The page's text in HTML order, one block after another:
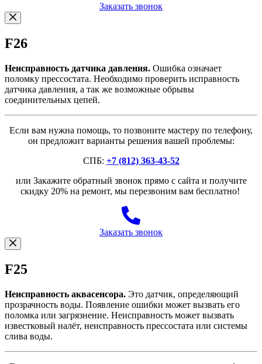
Заказать звонок
F26
Неисправность датчика давления. Ошибка означает
поломку прессостата. Необходимо проверить исправность
датчика давления, а так же возможные обрывы
соединительных цепей.
Если вам нужна помощь, то позвоните мастеру по телефону,
он предложит варианты решения вашей проблемы:
СПБ: +7 (812) 363-43-52
или Закажите обратный звонок прямо с сайта и получите
скидку 20% на ремонт, мы перезвоним вам бесплатно!
Заказать звонок
F25
Неисправность аквасенсора. Это датчик, определяющий
прозрачность воды. Появление ошибки может вызвать его
поломка или загрязнение. Неисправность может вызвать
известковый налёт, неисправность прессостата или системы
слива воды.